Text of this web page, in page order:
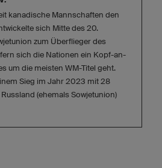
kanadische Mannschaften den
sich Mitte des 20.
zum Überflieger des
sich die Nationen ein Kopf-an-
um die meisten WM-Titel geht.
Sieg im Jahr 2023 mit 28
(ehemals Sowjetunion)